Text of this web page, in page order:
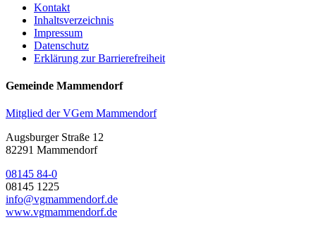
Kontakt
Inhaltsverzeichnis
Impressum
Datenschutz
Erklärung zur Barrierefreiheit
Gemeinde Mammendorf
Mitglied der VGem Mammendorf
Augsburger Straße 12
82291 Mammendorf
08145 84-0
08145 1225
info@vgmammendorf.de
www.vgmammendorf.de